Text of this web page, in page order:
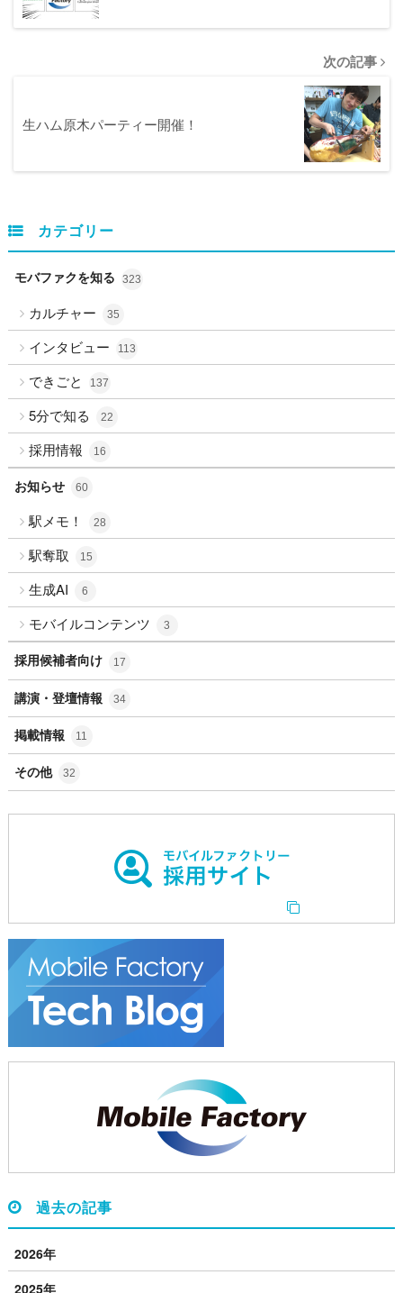
次の記事
生ハム原木パーティー開催！
カテゴリー
モバファクを知る 323
カルチャー 35
インタビュー 113
できごと 137
5分で知る 22
採用情報 16
お知らせ 60
駅メモ！ 28
駅奪取 15
生成AI 6
モバイルコンテンツ 3
採用候補者向け 17
講演・登壇情報 34
掲載情報 11
その他 32
過去の記事
2026年
2025年